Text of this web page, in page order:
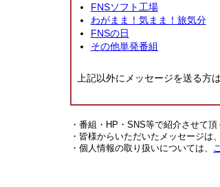
FNSソフト工場
わがまま！気まま！旅気分
FNSの日
その他単発番組
上記以外にメッセージを送る方は
・番組・HP・SNS等で紹介させて
・皆様からいただいたメッセージは
・個人情報の取り扱いについては、